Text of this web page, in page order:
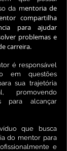
da mentoria de
compartilha
para ajudar
problemas e
carreira.
é responsável
em questões
sua trajetória
promovendo
para alcançar
que busca
do mentor para
e